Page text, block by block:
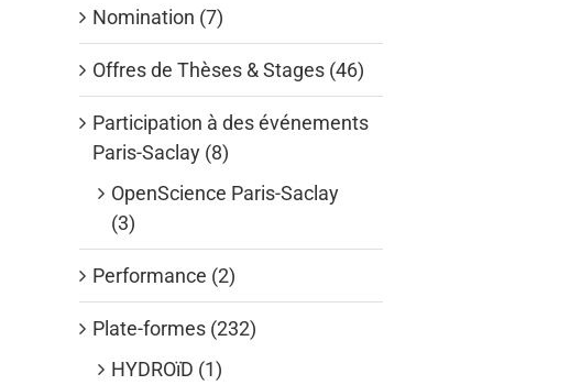
Nomination (7)
Offres de Thèses & Stages (46)
Participation à des événements
Paris-Saclay (8)
OpenScience Paris-Saclay
(3)
Performance (2)
Plate-formes (232)
HYDROïD (1)